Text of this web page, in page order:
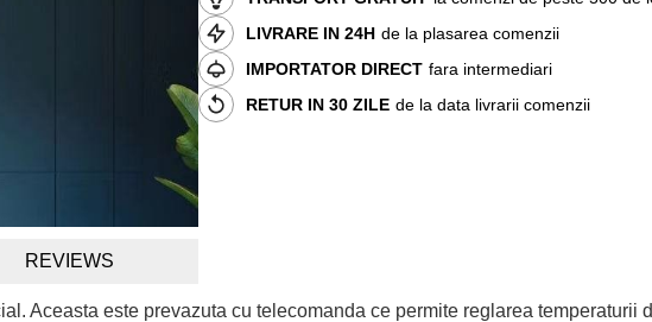
LIVRARE IN 24H de la plasarea comenzii
IMPORTATOR DIRECT fara intermediari
RETUR IN 30 ZILE de la data livrarii comenzii
REVIEWS
Aceasta este prevazuta cu telecomanda ce permite reglarea temperaturii